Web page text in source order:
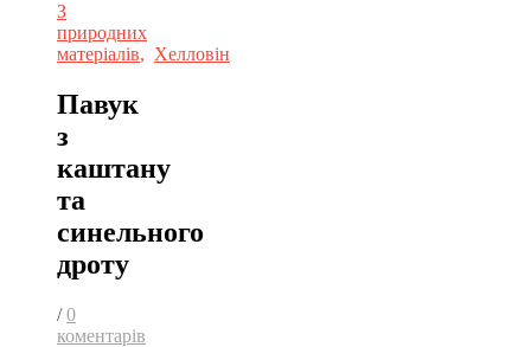
З
природних
матеріалів, Хелловін
Павук
з
каштану
та
синельного
дроту
/ 0
коментарів